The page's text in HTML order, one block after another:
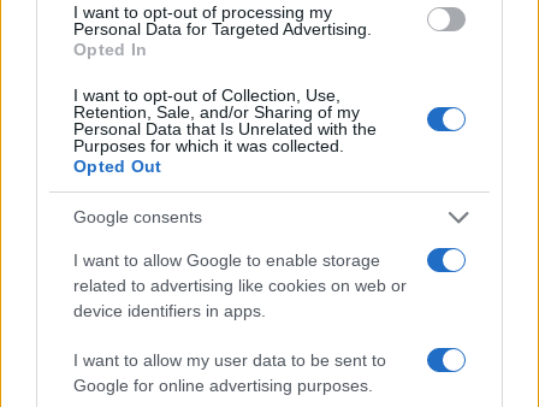
I want to opt-out of processing my
Personal Data for Targeted Advertising.
Opted In
I want to opt-out of Collection, Use,
Retention, Sale, and/or Sharing of my
Personal Data that Is Unrelated with the
Purposes for which it was collected.
Opted Out
Google consents
I want to allow Google to enable storage
related to advertising like cookies on web or
device identifiers in apps.
I want to allow my user data to be sent to
Google for online advertising purposes.
Cómo la crisis de refino está afectando los precios de la
gasolina y el diésel
Lucía Herrera · 7 Ago 2026
Bitcoin